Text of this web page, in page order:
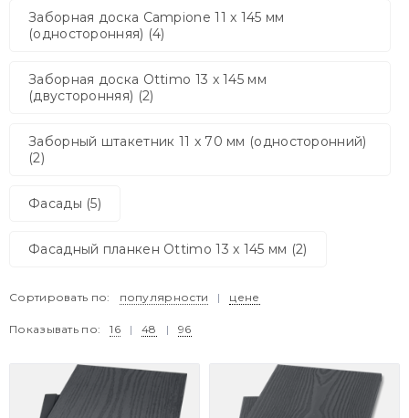
Заборная доска Campione 11 x 145 мм
(односторонняя) (4)
Заборная доска Ottimo 13 x 145 мм
(двусторонняя) (2)
Заборный штакетник 11 x 70 мм (односторонний)
(2)
Фасады (5)
Фасадный планкен Ottimo 13 x 145 мм (2)
Сортировать по: популярности | цене
Показывать по: 16 | 48 | 96